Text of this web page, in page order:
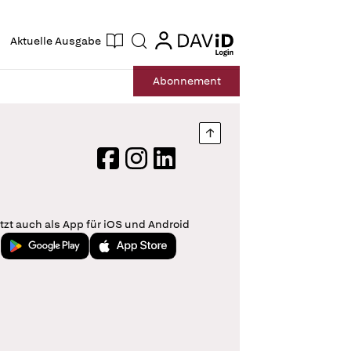
Aktuelle Ausgabe Suche login
login
Abonnement
Nach oben springen
FacebookInstagram
LinkedIn
auch als App für iOS und Android
Jetzt bei Google PlayLaden im App Store